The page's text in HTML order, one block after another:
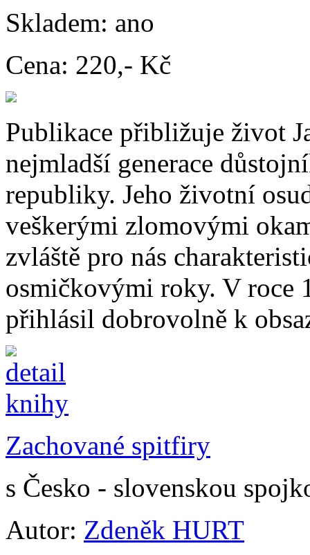
Skladem: ano
Cena: 220,- Kč
Publikace přibližuje život
nejmladší generace
republiky. Jeho životní
veškerými zlomovými
zvláště pro nás
osmičkovými roky. V roce
přihlásil dobrovolně k
Zachované spitfiry
s Česko - slovenskou
Autor: Zdeněk HURT